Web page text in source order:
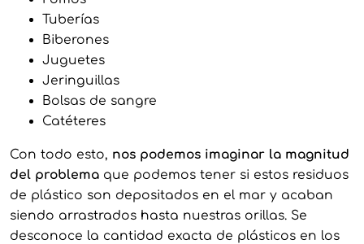
Tuberías
Biberones
Juguetes
Jeringuillas
Bolsas de sangre
Catéteres
Con todo esto, nos podemos imaginar la magnitud
del problemaque podemos tener si estos residuos
de plástico son depositados en el mar y acaban
siendo arrastrados hasta nuestras orillas. Se
desconoce la cantidad exacta de plásticos en los